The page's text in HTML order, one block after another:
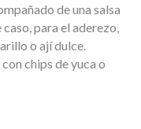
de una salsa
para el aderezo,
o ají dulce.
chips de yuca o